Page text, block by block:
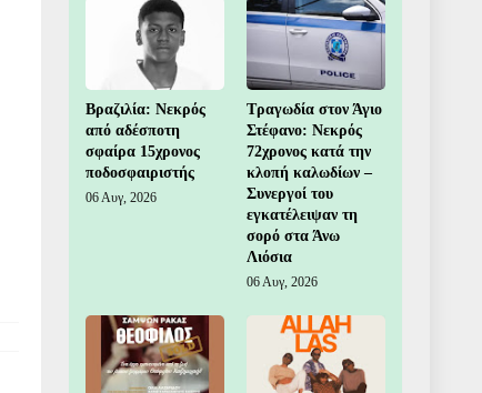
Βραζιλία: Νεκρός
από αδέσποτη
σφαίρα 15χρονος
ποδοσφαιριστής
06 Αυγ, 2026
Τραγωδία στον Άγιο
Στέφανο: Νεκρός
72χρονος κατά την
κλοπή καλωδίων –
Συνεργοί του
εγκατέλειψαν τη
σορό στα Άνω
Λιόσια
06 Αυγ, 2026